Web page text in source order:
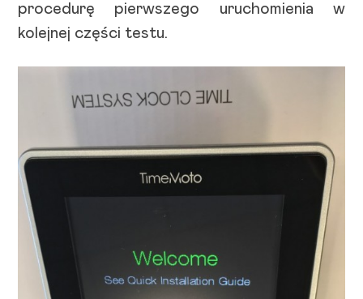
procedurę pierwszego uruchomienia w
kolejnej części testu.